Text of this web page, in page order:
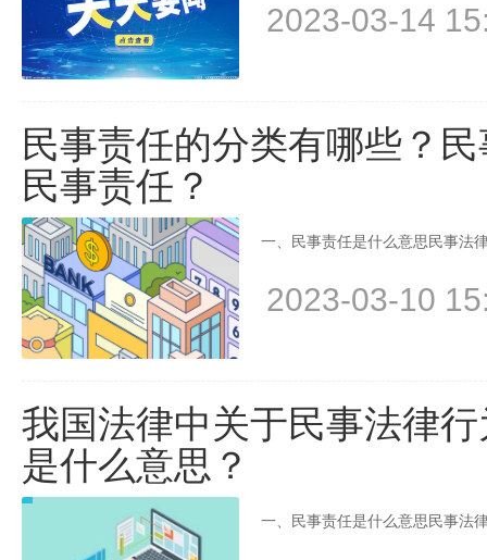
2023-03-14
民事责任的分类有哪些？
民事责任？
一、民事责任是什么意思民事法
2023-03-10
我国法律中关于民事法律
是什么意思？
一、民事责任是什么意思民事法